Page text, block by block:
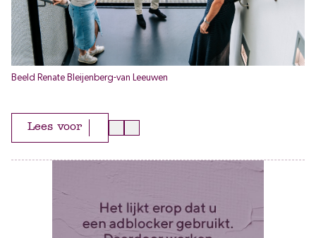
Beeld Renate Bleijenberg-van Leeuwen
Lees voor